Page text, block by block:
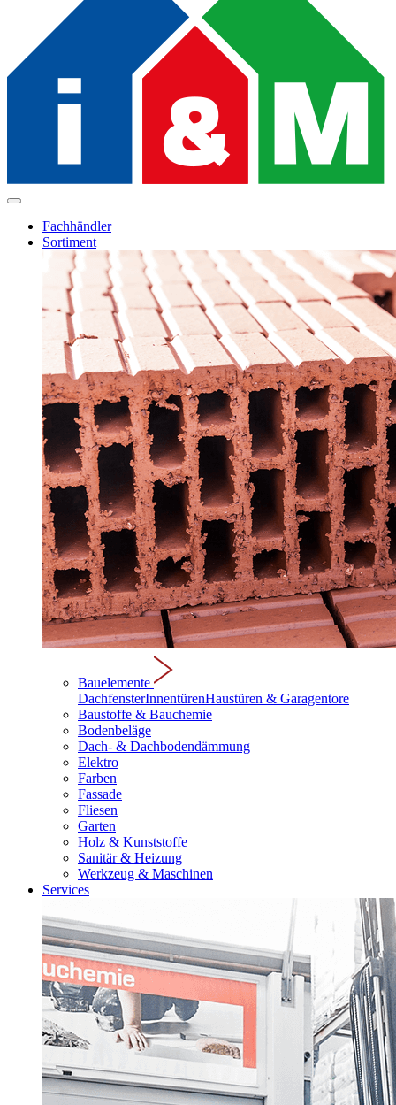
Fachhändler
Sortiment
Bauelemente
DachfensterInnentürenHaustüren & Garagentore
Baustoffe & Bauchemie
Bodenbeläge
Dach- & Dachbodendämmung
Elektro
Farben
Fassade
Fliesen
Garten
Holz & Kunststoffe
Sanitär & Heizung
Werkzeug & Maschinen
Services